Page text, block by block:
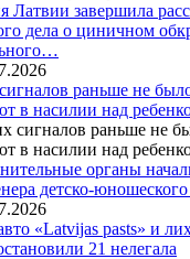
Латвии завершила
дела о циничном
раньше не
в насилии над
органы
детско-
«Latvijas pasts» и
21 нелегала